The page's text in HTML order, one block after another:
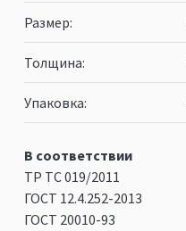
Размер
Толщина
Упаковка
В соответствии
ТР ТС 019/2011
ГОСТ 12.4.252-2013
ГОСТ 20010-93